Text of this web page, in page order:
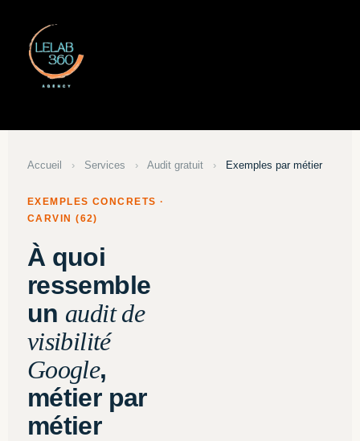
Accueil › Services › Audit gratuit › Exemples par métier
EXEMPLES CONCRETS ·
CARVIN (62)
À quoi
ressemble
un audit de
visibilité
Google,
métier par
métier